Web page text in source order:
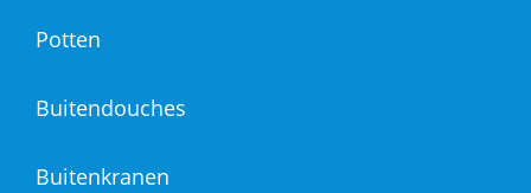
Potten
Buitendouches
Buitenkranen